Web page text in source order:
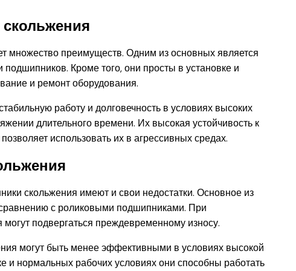
множество преимуществ. Одним из основных является
Кроме того, они просты в установке и
и ремонт оборудования.
работу и долговечность в условиях высоких
длительного времени. Их высокая устойчивость к
использовать их в агрессивных средах.
скольжения имеют и свои недостатки. Основное из
с роликовыми подшипниками. При
подвергаться преждевременному износу.
могут быть менее эффективными в условиях высокой
и нормальных рабочих условиях они способны работать